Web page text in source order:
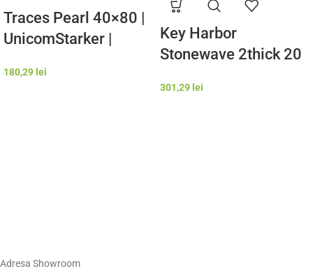
Traces Pearl 40×80 |
UnicomStarker |
calitate premium
180,29 lei
Key Harbor
Stonewave 2thick 20
301,29 lei
Adresa Showroom